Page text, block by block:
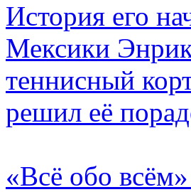
История его
Мексики
теннисный
решил её
«Всё обо